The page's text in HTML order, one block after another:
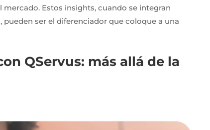
Estos insights, cuando se integran
ser el diferenciador que coloque a una
QServus: más allá de la